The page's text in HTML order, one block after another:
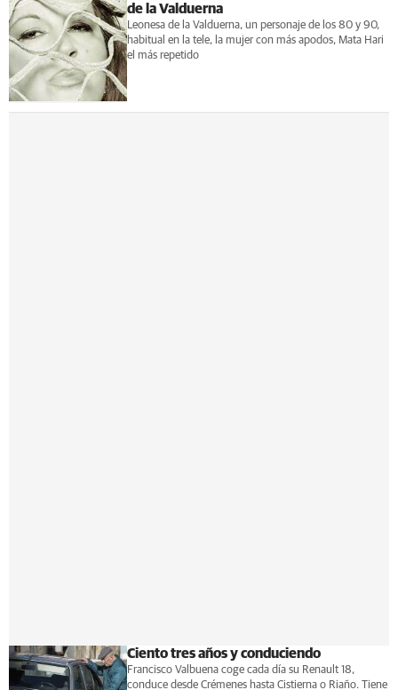
de la Valduerna
Leonesa de la Valduerna, un personaje de los 80 y 90,
habitual en la tele, la mujer con más apodos, Mata Hari
el más repetido
Ciento tres años y conduciendo
Francisco Valbuena coge cada día su Renault 18,
conduce desde Crémenes hasta Cistierna o Riaño. Tiene